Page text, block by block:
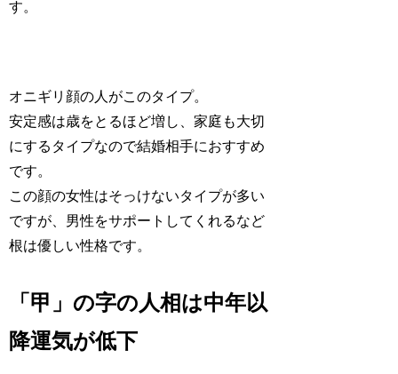
す。
オニギリ顔の人がこのタイプ。
安定感は歳をとるほど増し、家庭も大切
にするタイプなので結婚相手におすすめ
です。
この顔の女性はそっけないタイプが多い
ですが、男性をサポートしてくれるなど
根は優しい性格です。
「甲」の字の人相は中年以
降運気が低下